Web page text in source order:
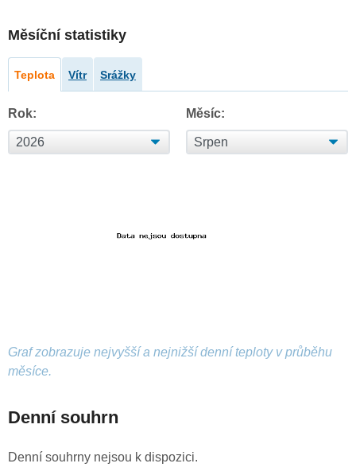
Měsíční statistiky
Teplota Vítr Srážky
Rok: Měsíc:
Graf zobrazuje nejvyšší a nejnižší denní teploty v průběhu
měsíce.
Denní souhrn
Denní souhrny nejsou k dispozici.